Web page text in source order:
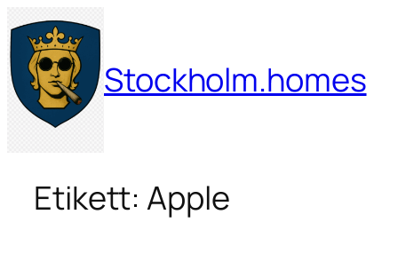
Hoppa
till
innehåll
Stockholm.homes
Etikett:Apple